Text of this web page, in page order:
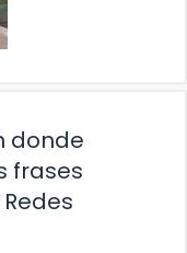
donde
frases